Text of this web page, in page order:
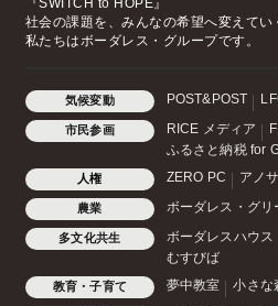
『SWITCH to HOPE』
社会の課題を、みんなの希望へ変えてい
私たちはボーダレス・グループです。
気候変動 POST&POST
市民参画 RICE メディア
ふるさと納税 for
人権 ZERO PC アノ
農業 ボーダレス・グリ
多文化共生 ボーダレスハウス
むすびば
教育・子育て 夢中教室 小さな